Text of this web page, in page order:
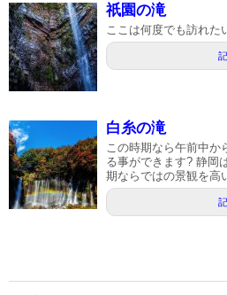
祇園の滝
ここは何度でも訪れた
白糸の滝
この時期なら午前中か
る事ができます? 静岡
期ならではの景観を高